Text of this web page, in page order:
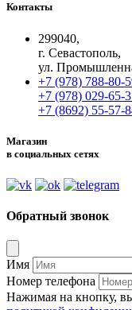
Контакты
299040,
г. Севастополь,
ул.
+7 (978) 788-80-
+7 (978) 029-65-
+7 (8692) 55-57-
Магазин
в социальных сетях
Обратный звонок
Имя
Номер телефона
Нажимая на кнопку,